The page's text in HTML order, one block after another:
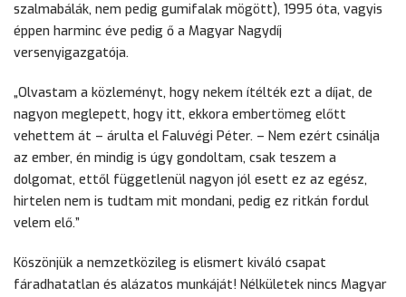
szalmabálák, nem pedig gumifalak mögött), 1995 óta, vagyis
éppen harminc éve pedig ő a Magyar Nagydíj
versenyigazgatója.
„Olvastam a közleményt, hogy nekem ítélték ezt a díjat, de
nagyon meglepett, hogy itt, ekkora embertömeg előtt
vehettem át – árulta el Faluvégi Péter. – Nem ezért csinálja
az ember, én mindig is úgy gondoltam, csak teszem a
dolgomat, ettől függetlenül nagyon jól esett ez az egész,
hirtelen nem is tudtam mit mondani, pedig ez ritkán fordul
velem elő.”
Köszönjük a nemzetközileg is elismert kiváló csapat
fáradhatatlan és alázatos munkáját! Nélkületek nincs Magyar